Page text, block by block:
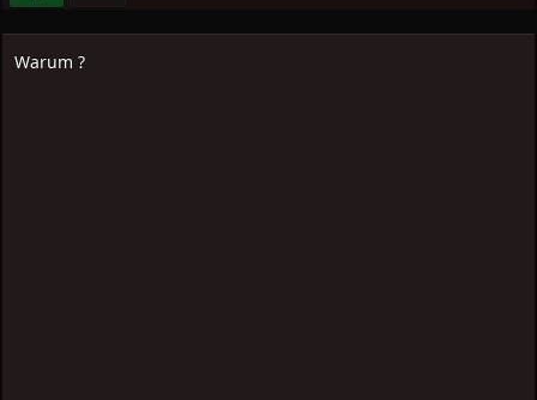
Warum ?